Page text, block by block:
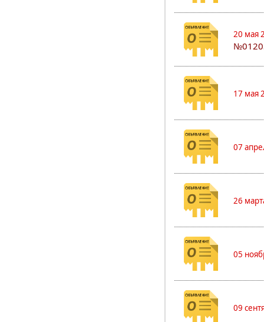
20 мая
17 мая
07
26
05
09